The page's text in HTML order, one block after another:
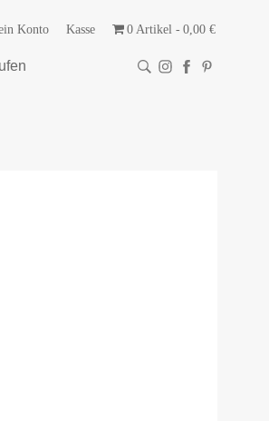
Konto Kasse 0 Artikel 0,00 €